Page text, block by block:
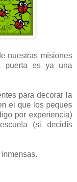
nuestras misiones
puerta es ya una
para decorar la
el que los peques
por experiencia)
(si decidís